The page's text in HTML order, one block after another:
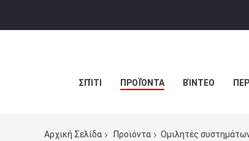
ΣΠΊΤΙ ΠΡΟΪΌΝΤΑ ΒΊΝΤΕΟ
Αρχική Σελίδα Προϊόντα Ομιλητές